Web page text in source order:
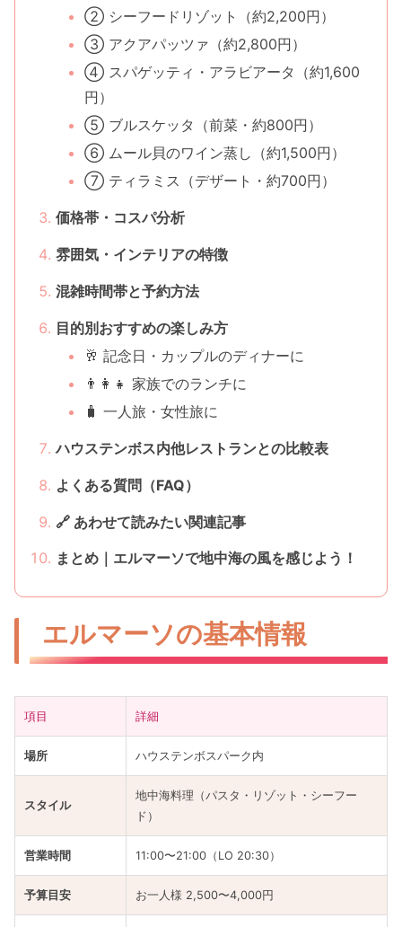
② シーフードリゾット（約2,200円）
③ アクアパッツァ（約2,800円）
④ スパゲッティ・アラビアータ（約1,600
円）
⑤ ブルスケッタ（前菜・約800円）
⑥ ムール貝のワイン蒸し（約1,500円）
⑦ ティラミス（デザート・約700円）
価格帯・コスパ分析
雰囲気・インテリアの特徴
混雑時間帯と予約方法
目的別おすすめの楽しみ方
🥂 記念日・カップルのディナーに
👨‍👩‍👧 家族でのランチに
🧳 一人旅・女性旅に
ハウステンボス内他レストランとの比較表
よくある質問（FAQ）
🔗 あわせて読みたい関連記事
まとめ｜エルマーソで地中海の風を感じよう！
エルマーソの基本情報
項目 詳細
場所 ハウステンボスパーク内
スタイル
地中海料理（パスタ・リゾット・シーフー
ド）
営業時間 11:00〜21:00（LO 20:30）
予算目安 お一人様 2,500〜4,000円